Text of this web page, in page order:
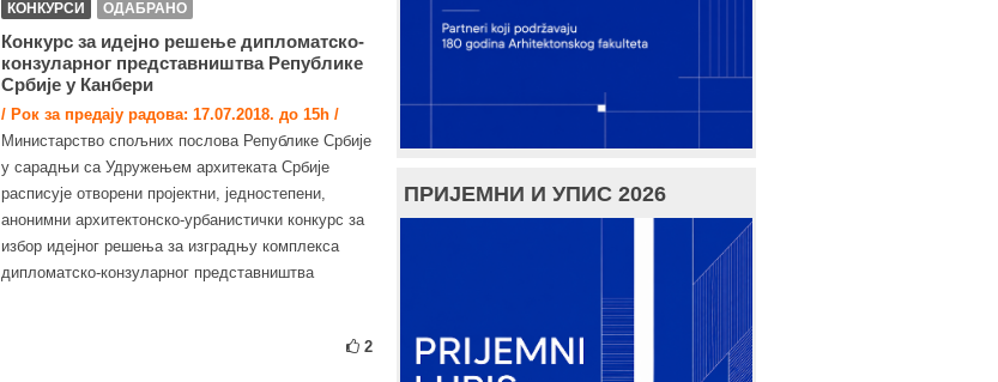
КОНКУРСИ ОДАБРАНО
Конкурс за идејно решење дипломатско-
конзуларног представништва Републике
Србије у Канбери
/ Рок за предају радова: 17.07.2018. до 15h /
Министарство спољних послова Републике Србије
у сарадњи са Удружењем архитеката Србије
расписује отворени пројектни, једностепени,
анонимни архитектонско-урбанистички конкурс за
избор идејног решења за изградњу комплекса
дипломатско-конзуларног представништва
2
ПРИЈЕМНИ И УПИС 2026